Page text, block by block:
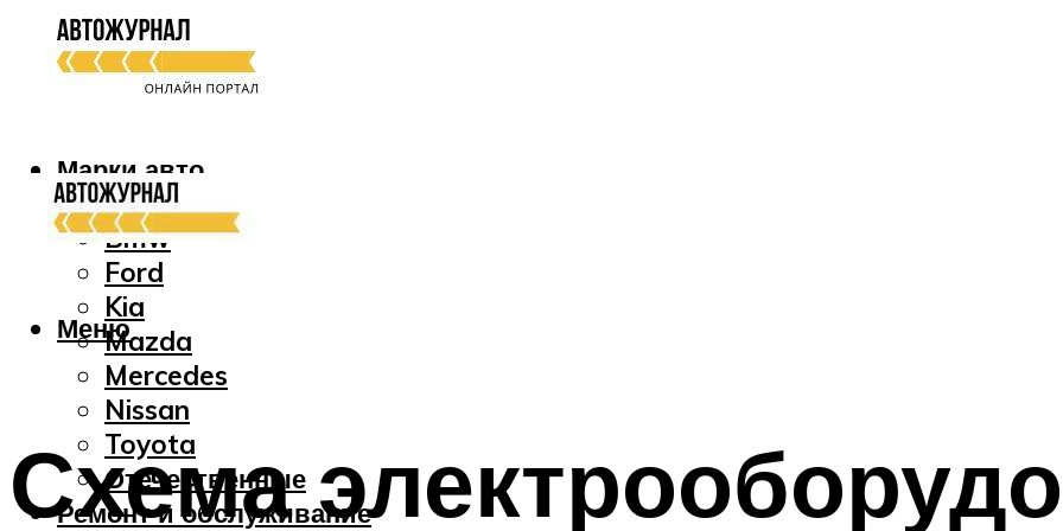
Марки авто
Audi
Bmw
Ford
Kia
Mazda
Mercedes
Nissan
Toyota
Отечественные
Ремонт и обслуживание
Меню
Схема